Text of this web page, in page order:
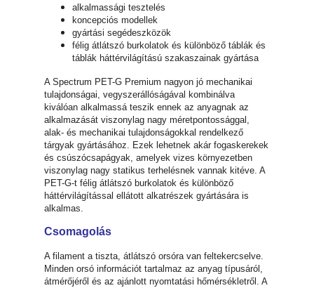
alkalmassági tesztelés
koncepciós modellek
gyártási segédeszközök
félig átlátszó burkolatok és különböző táblák és
táblák háttérvilágítású szakaszainak gyártása
A Spectrum PET-G Premium nagyon jó mechanikai
tulajdonságai, vegyszerállóságával kombinálva
kiválóan alkalmassá teszik ennek az anyagnak az
alkalmazását viszonylag nagy méretpontossággal,
alak- és mechanikai tulajdonságokkal rendelkező
tárgyak gyártásához. Ezek lehetnek akár fogaskerekek
és csúszócsapágyak, amelyek vizes környezetben
viszonylag nagy statikus terhelésnek vannak kitéve. A
PET-G-t félig átlátszó burkolatok és különböző
háttérvilágítással ellátott alkatrészek gyártására is
alkalmas.
Csomagolás
A filament a tiszta, átlátszó orsóra van feltekercselve.
Minden orsó információt tartalmaz az anyag típusáról,
átmérőjéről és az ajánlott nyomtatási hőmérsékletről. A